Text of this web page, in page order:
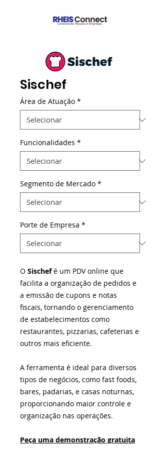
Sischef
Área de Atuação *
Funcionalidades *
Segmento de Mercado *
Porte de Empresa *
O Sischefé um PDV online que
facilita a organização de pedidos e
a emissão de cupons e notas
fiscais, tornando o gerenciamento
de estabelecimentos como
restaurantes, pizzarias, cafeterias e
outros mais eficiente.
A ferramenta é ideal para diversos
tipos de negócios, como fast foods,
bares, padarias, e casas noturnas,
proporcionando maior controle e
organização nas operações.
Peça uma demonstração gratuita